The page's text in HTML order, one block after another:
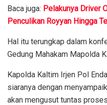
Baca juga: Pelakunya Driver
Penculikan Royyan Hingga
Hal itu terungkap dalam
Gedung Mahakam Mapolda
Kapolda Kaltim Irjen Pol
siaranya dengan
akan mengusut tuntas